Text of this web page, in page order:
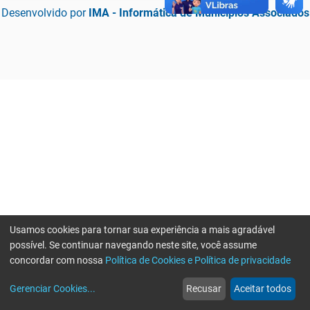
Desenvolvido por IMA - Informática de Municípios Associados
web
Notícias
more_horiz
Mais
Usamos cookies para tornar sua experiência a mais agradável
possível. Se continuar navegando neste site, você assume
concordar com nossa Política de Cookies e Política de privacidade
Gerenciar Cookies... Recusar Aceitar todos
Erro ao enviar informações, por favor tente novamente